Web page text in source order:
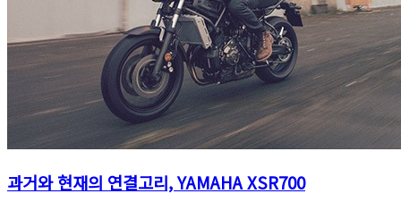
과거와 현재의 연결고리, YAMAHA XSR700